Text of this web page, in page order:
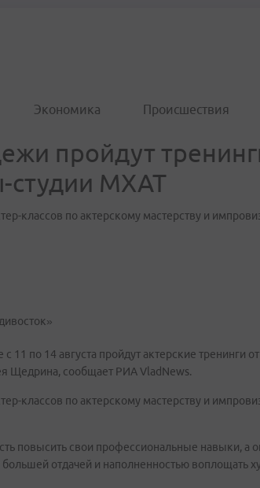
Экономика Происшествия
пройдут
студии МХАТ
классов по актерскому мастерству и
11 по 14 августа пройдут актерские тренинги
Щедрина, сообщает РИА VladNews.
классов по актерскому мастерству и
повысить свои профессиональные навыки, а
большей отдачей и наполненностью воплощать